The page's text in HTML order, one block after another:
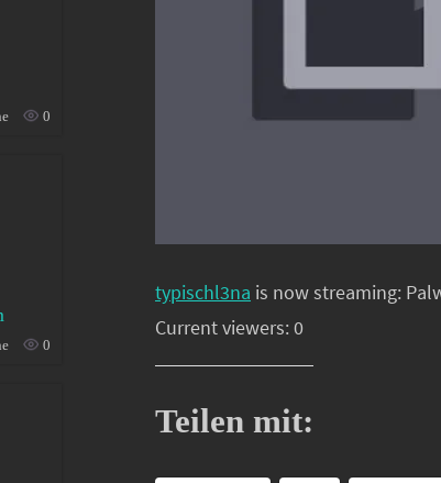
typischl3na is now streaming:
Current viewers: 0
Teilen mit:
0
0